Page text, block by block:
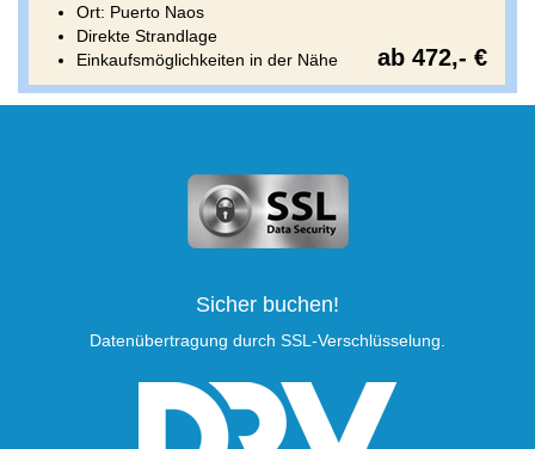
Ort: Puerto Naos
Direkte Strandlage
Einkaufsmöglichkeiten in der Nähe
ab 472,- €
Sicher buchen!
Datenübertragung durch SSL-Verschlüsselung.